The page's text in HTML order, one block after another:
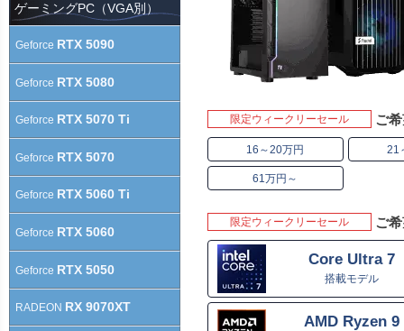
限定ウィークリーセール ご
16～20万円 21
61万円～
限定ウィークリーセール ご
Core Ultra 7
搭載モデル
AMD Ryzen 9
ゲーミングPC（VGA別）
Geforce RTX 5090
Geforce RTX 5080
Geforce RTX 5070 Ti
Geforce RTX 5070
Geforce RTX 5060 Ti
Geforce RTX 5060
Geforce RTX 5050
RADEON RX 9070XT